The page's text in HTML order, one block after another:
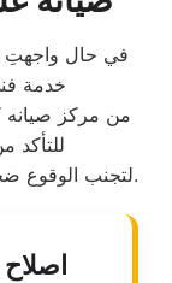
في حال واجهتِ
خدمة
من مركز صيانه
للتأكد
لتجنب الوقوع ضحية للإعلانات الوهمية التي تنتشر عبر الإنترنت.